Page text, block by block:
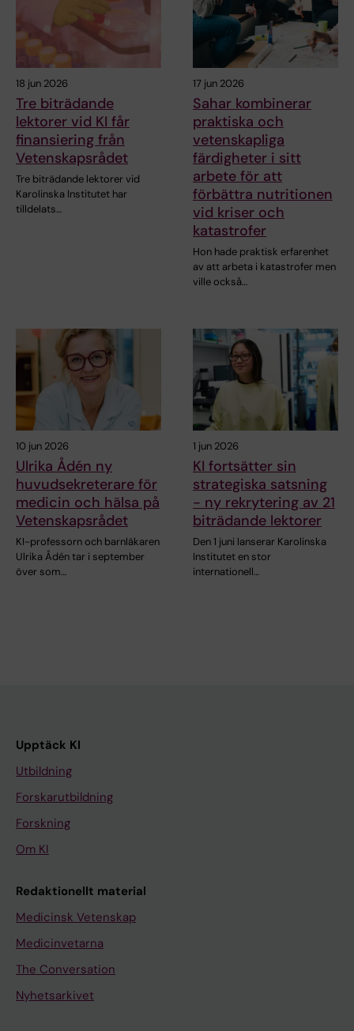
18 jun 2026
Tre biträdande
lektorer vid KI får
finansiering från
Vetenskapsrådet
Tre biträdande lektorer vid
Karolinska Institutet har
tilldelats…
17 jun 2026
Sahar kombinerar
praktiska och
vetenskapliga
färdigheter i sitt
arbete för att
förbättra nutritionen
vid kriser och
katastrofer
Hon hade praktisk erfarenhet
av att arbeta i katastrofer men
ville också…
10 jun 2026
Ulrika Ådén ny
huvudsekreterare för
medicin och hälsa på
Vetenskapsrådet
KI-professorn och barnläkaren
Ulrika Ådén tar i september
över som…
1 jun 2026
KI fortsätter sin
strategiska satsning
- ny rekrytering av 21
biträdande lektorer
Den 1 juni lanserar Karolinska
Institutet en stor
internationell…
Upptäck KI
Utbildning
Forskarutbildning
Forskning
Om KI
Redaktionellt material
Medicinsk Vetenskap
Medicinvetarna
The Conversation
Nyhetsarkivet